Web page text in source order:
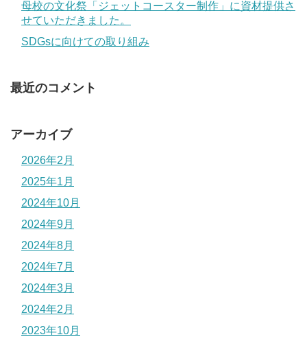
母校の文化祭「ジェットコースター制作」に資材提供さ
せていただきました。
SDGsに向けての取り組み
最近のコメント
アーカイブ
2026年2月
2025年1月
2024年10月
2024年9月
2024年8月
2024年7月
2024年3月
2024年2月
2023年10月